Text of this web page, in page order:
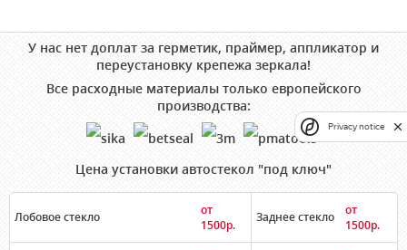
У нас нет доплат за герметик, праймер, аппликатор и
переустановку крепежа зеркала!
Все расходные материалы только европейского
производства:
Цена установки автостекол "под ключ"
Лобовое стекло
от
1500р.
Заднее стекло
от
1500р.
Privacy notice